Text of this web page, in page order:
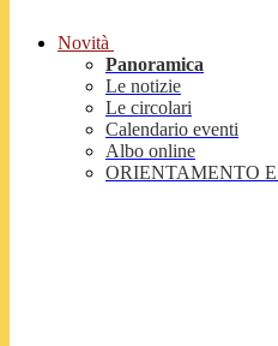
Novità
Panoramica
Le notizie
Le circolari
Calendario eventi
Albo online
ORIENTAMENTO